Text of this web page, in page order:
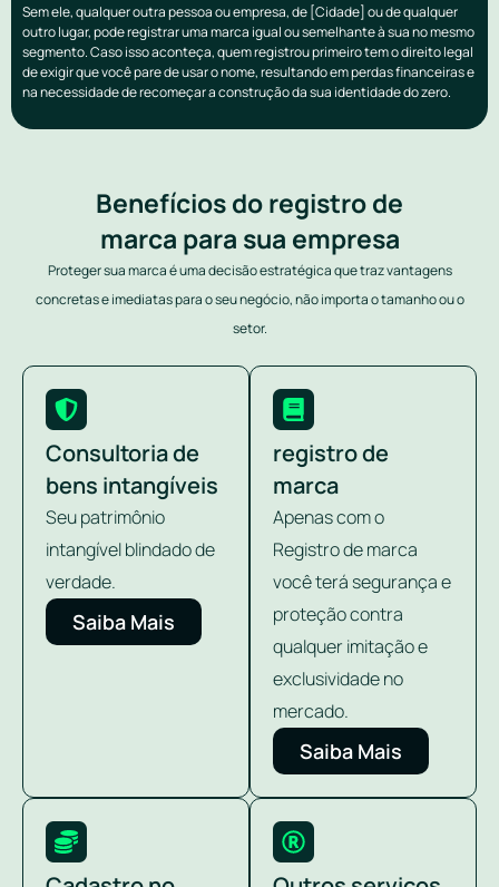
Sem ele, qualquer outra pessoa ou empresa, de [Cidade] ou de qualquer
outro lugar, pode registrar uma marca igual ou semelhante à sua no mesmo
segmento. Caso isso aconteça, quem registrou primeiro tem o direito legal
de exigir que você pare de usar o nome, resultando em perdas financeiras e
na necessidade de recomeçar a construção da sua identidade do zero.
Benefícios do registro de
marca para sua empresa
Proteger sua marca é uma decisão estratégica que traz vantagens
concretas e imediatas para o seu negócio, não importa o tamanho ou o
setor.
Consultoria de
bens intangíveis
Seu patrimônio
intangível blindado de
verdade.
Saiba Mais
registro de
marca
Apenas com o
Registro de marca
você terá segurança e
proteção contra
qualquer imitação e
exclusividade no
mercado.
Saiba Mais